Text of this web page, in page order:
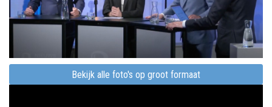
Bekijk alle foto's op groot formaat